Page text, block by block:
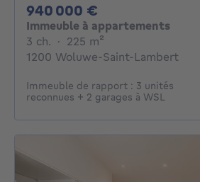
940 000 €
Immeuble à appartements
3 ch. 3 chambres
· 225 m²
1200 Woluwe-Saint-Lambert
Immeuble de rapport : 3 unités
reconnues + 2 garages à WSL